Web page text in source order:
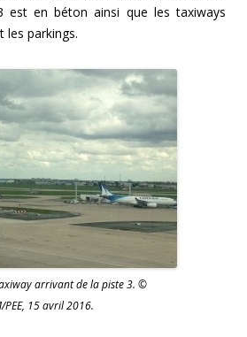
est en béton ainsi que les taxiways
les parkings.
arrivant de la piste 3. ©
15 avril 2016.